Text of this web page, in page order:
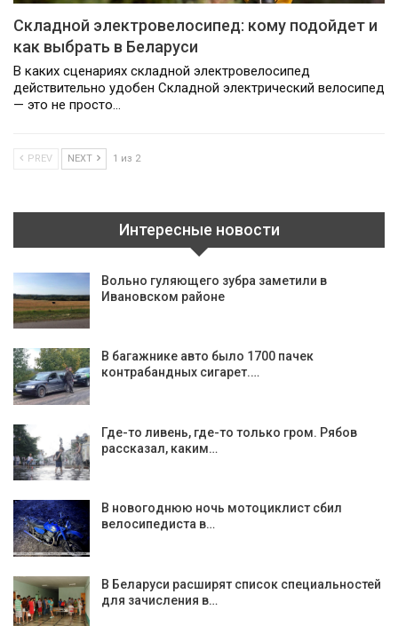
Складной электровелосипед: кому подойдет и
как выбрать в Беларуси
В каких сценариях складной электровелосипед
действительно удобен Складной электрический велосипед
— это не просто…
PREV NEXT 1 из 2
Интересные новости
Вольно гуляющего зубра заметили в
Ивановском районе
В багажнике авто было 1700 пачек
контрабандных сигарет.…
Где-то ливень, где-то только гром. Рябов
рассказал, каким…
В новогоднюю ночь мотоциклист сбил
велосипедиста в…
В Беларуси расширят список специальностей
для зачисления в…